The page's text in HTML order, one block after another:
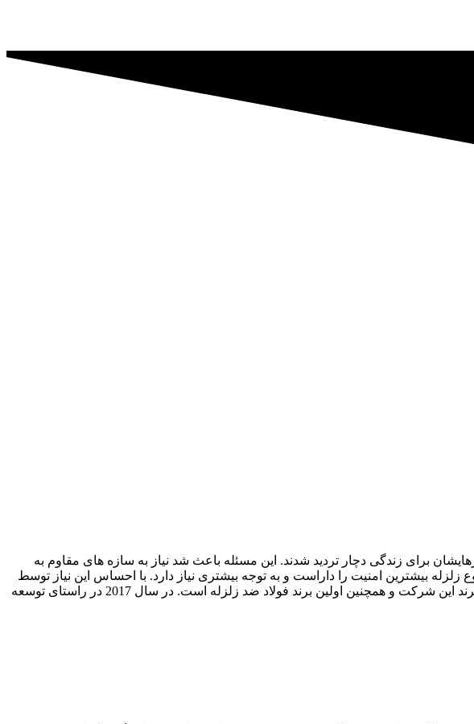
برای زندگی دچار تردید شدند. این مسئله باعث شد نیاز به سازه های مقاوم به
بیشترین امنیت را داراست و به توجه بیشتری نیاز دارد. با احساس این نیاز توسط
شرکت Hyundai Steel، برند جدیدی با نشان تجاری H((CORE بعنوان زیرمجموعه هیوندایی استیل ایجاد شد. این اولین برند این شرکت و همچنین اولین برند فولاد ضد زلزله است. در سال 2017 در راستای توسعه